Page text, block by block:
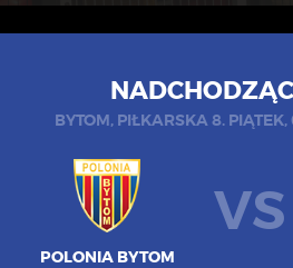
BYTOM, PIŁKARSKA 8.
POLONIA BYTOM
VS